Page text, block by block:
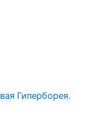
Гиперборея.